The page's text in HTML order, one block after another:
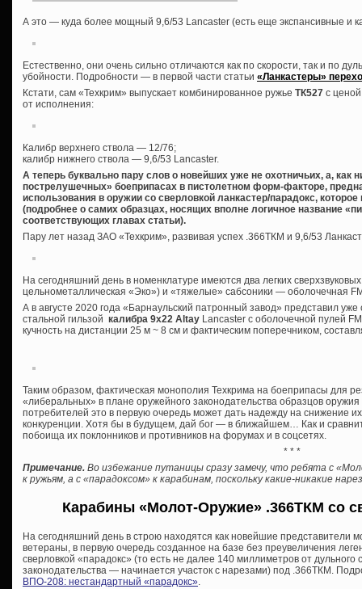
А это — куда более мощный 9,6/53 Lancaster (есть еще экспансивные и
Естественно, они очень сильно отличаются как по скорости, так и по
убойности. Подробности — в первой части статьи «Ланкастеры»
Кстати, сам «Техкрим» выпускает комбинированное ружье ТК527 с
от исполнения:
Калибр верхнего ствола — 12/76;
калибр нижнего ствола — 9,6/53 Lancaster.
А теперь буквально пару слов о новейших уже не охотничьих, а, как
пострелушечных» боеприпасах в пистолетном форм-факторе,
использования в оружии со сверловкой ланкастер/парадокс,
(подробнее о самих образцах, носящих вполне логичное название
соответствующих главах статьи).
Пару лет назад ЗАО «Техкрим», развивая успех .366ТКМ и 9,6/53
На сегодняшний день в номенклатуре имеются два легких
цельнометаллическая «Эко») и «тяжелые» сабсоники — оболочечная
А в августе 2020 года «Барнаульский патронный завод» представил
стальной гильзой калибра 9х22 Altay Lancaster с оболочечной пулей
кучность на дистанции 25 м ~ 8 см и фактическим поперечником,
Таким образом, фактическая монополия Техкрима на боеприпасы для
«либеральных» в плане оружейного законодательства образцов
потребителей это в первую очередь может дать надежду на снижение
конкуренции. Хотя бы в будущем, дай бог — в ближайшем… Как и
побоища их поклонников и противников на форумах и в соцсетях.
* * *
Примечание. Во избежание путаницы сразу замечу, что ребята с
к ружьям, а с «парадоксом» к карабинам, поскольку какие-никакие
Карабины «Молот-Оружие» .366ТКМ со
На сегодняшний день в строю находятся как новейшие представители
ветераны, в первую очередь созданное на базе без преувеличения
сверловкой «парадокс» (то есть не далее 140 миллиметров от
законодательства — начинается участок с нарезами) под .366ТКМ.
ВПО-208: нестандартный «парадокс».